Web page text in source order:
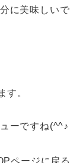
に美味しいで
す。
ーですね(^^♪
ページに戻る